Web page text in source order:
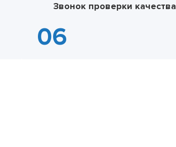
Звонок проверки качества